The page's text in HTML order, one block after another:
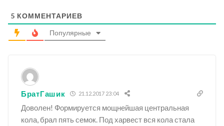
5 КОММЕНТАРИЕВ
Популярные
БратГашик 21.12.2017 23:04
Доволен! Формируется мощнейшая центральная
кола, брал пять семок. Под харвест вся кола стала